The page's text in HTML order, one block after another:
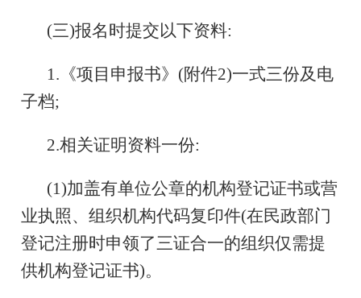
(三)报名时提交以下资料:
1.《项目申报书》(附件2)一式三份及电
子档;
2.相关证明资料一份:
(1)加盖有单位公章的机构登记证书或营
业执照、组织机构代码复印件(在民政部门
登记注册时申领了三证合一的组织仅需提
供机构登记证书)。